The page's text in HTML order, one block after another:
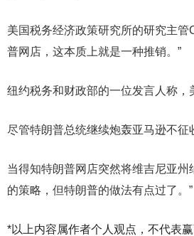
美国税务经济政策研究所的研究主
普网店，这本质上就是一种推销。”
纽约税务和财政部的一位发言人称
尽管特朗普总统继续炮轰亚马逊不
当得知特朗普网店突然将维吉尼亚
的策略，但特朗普的做法有点过了。”
*以上内容属作者个人观点，不代表